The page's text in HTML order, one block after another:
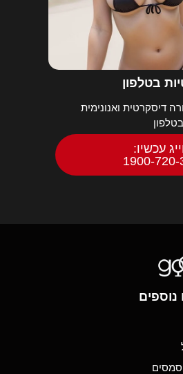
בטלפון
דיסקרטית ואנונימית
עכשיו:
1900-720-
נוספים
סמסים